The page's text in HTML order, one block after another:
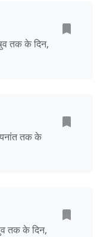
तक के दिन,
तक के
तक के दिन,